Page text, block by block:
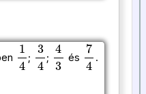
14
;
34
;
43
és
74
.